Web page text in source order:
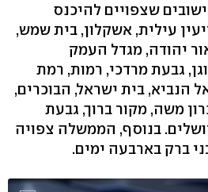
שצפויים להיכנס
עילית, אשקלון, בית שמש,
יהודה, מגדל העמק
גבעת מרדכי, רמות, רמת
הנביא, בית ישראל, הבוכרים,
משה, מקור ברוך, גבעת
בנוסף, הממשלה צפויה
ברק בארבעה ימים.